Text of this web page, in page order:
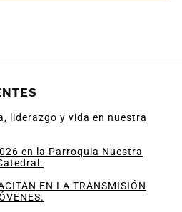
liderazgo y vida en nuestra
en la Parroquia Nuestra
EN LA TRANSMISIÓN